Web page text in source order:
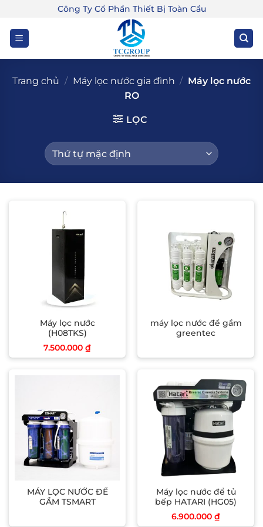
dung
Công Ty Cổ Phần Thiết Bị Toàn Cầu
Trang chủ / Máy lọc nước gia đình / Máy lọc nước
RO
LỌC
Máy lọc nước
(H08TKS)
7.500.000 ₫
máy lọc nước để gầm
greentec
MÁY LỌC NƯỚC ĐỂ
GẦM TSMART
Máy lọc nước để tủ
bếp HATARI (HG05)
6.900.000 ₫